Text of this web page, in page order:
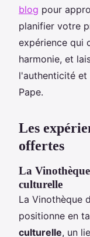
blog pour
planifier votre
expérience qui
harmonie, et
l'authenticité et
Pape.
Les
offertes
La
culturelle
La Vinothèque
positionne en
culturelle, un